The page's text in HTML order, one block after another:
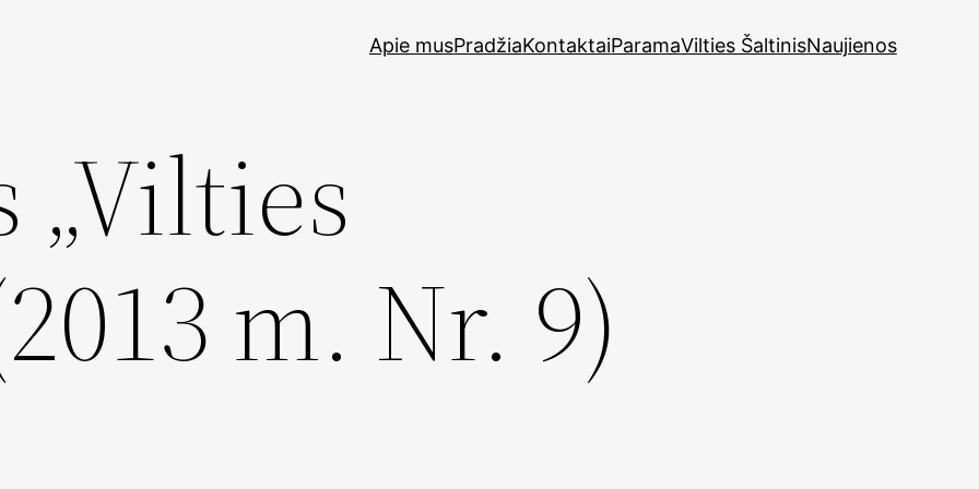
Apie musPradžiaKontaktaiParamaVilties ŠaltinisNaujienos
m. Nr. 9)